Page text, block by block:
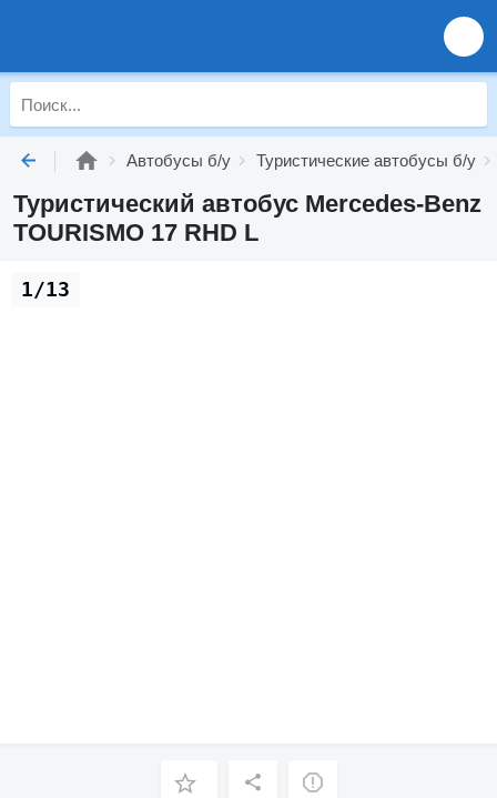
Автобусы б/у Туристические автобусы б/у
Туристический автобус Mercedes-Benz
TOURISMO 17 RHD L
1/13